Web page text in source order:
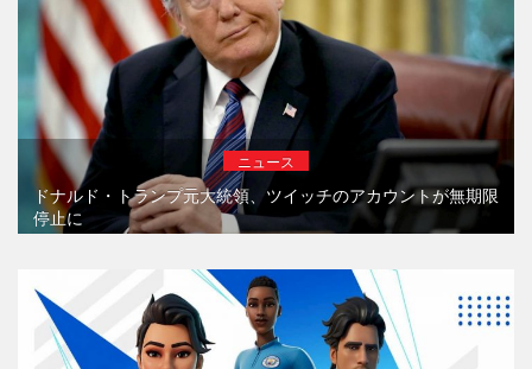
ニュース
ドナルド・トランプ元大統領、ツイッチのアカウントが無期限
停止に